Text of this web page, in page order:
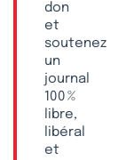
don
et
soutenez
un
journal
100 %
libre,
libéral
et